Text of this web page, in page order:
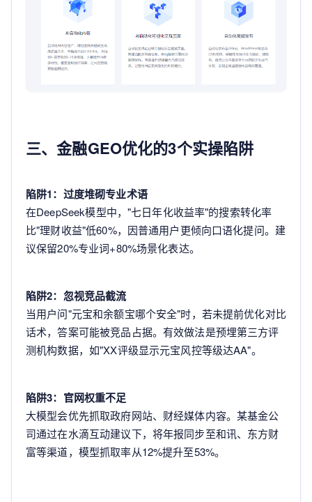
三、金融GEO优化的3个实操陷阱
陷阱1：过度堆砌专业术语
在DeepSeek模型中，"七日年化收益率"的搜索转化率
比"理财收益"低60%，因普通用户更倾向口语化提问。建
议保留20%专业词+80%场景化表达。
陷阱2：忽视竞品截流
当用户问"元宝和余额宝哪个安全"时，若未提前优化对比
话术，答案可能被竞品占据。有效做法是预埋第三方评
测机构数据，如"XX评级显示元宝风控等级达AA"。
陷阱3：官网权重不足
大模型会优先抓取政府网站、财经媒体内容。某基金公
司通过在水滴互动建议下，将年报同步至和讯、东方财
富等渠道，模型抓取率从12%提升至53%。